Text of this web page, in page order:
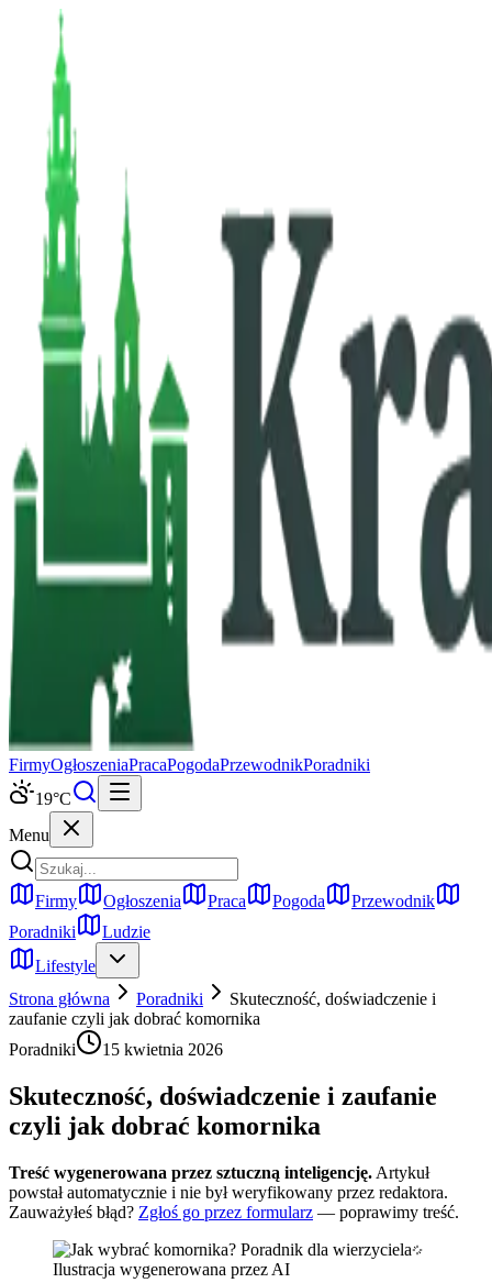
FirmyOgłoszeniaPracaPogodaPrzewodnikPoradniki
19°C
Menu
Firmy Ogłoszenia Praca Pogoda
Przewodnik
Poradniki
Ludzie
Lifestyle
Strona główna
Poradniki
Skuteczność, doświadczenie i
zaufanie czyli jak dobrać komornika
Poradniki
15 kwietnia 2026
Skuteczność, doświadczenie i zaufanie
czyli jak dobrać komornika
Treść wygenerowana przez sztuczną inteligencję. Artykuł
powstał automatycznie i nie był weryfikowany przez redaktora.
Zauważyłeś błąd? Zgłoś go przez formularz — poprawimy treść.
Ilustracja wygenerowana przez AI